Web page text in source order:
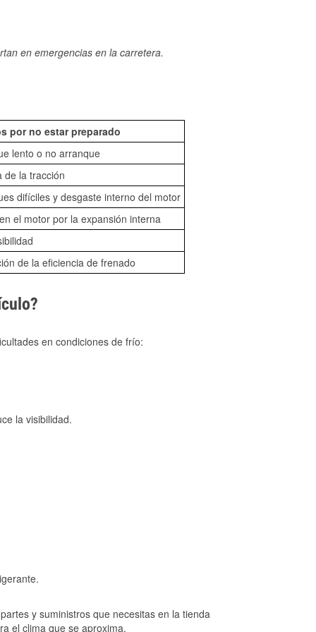
en emergencias en la carretera.
por no estar preparado
lento o no arranque
de la tracción
difíciles y desgaste interno del motor
el motor por la expansión interna
de la eficiencia de frenado
en condiciones de frío:
la visibilidad.
y suministros que necesitas en la tienda
el clima que se aproxima.